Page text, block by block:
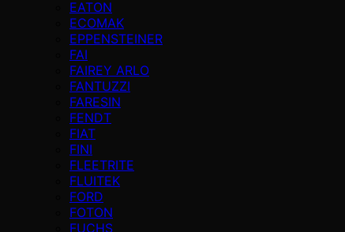
EATON
ECOMAK
EPPENSTEINER
FAI
FAIREY ARLO
FANTUZZI
FARESIN
FENDT
FIAT
FINI
FLEETRITE
FLUITEK
FORD
FOTON
FUCHS